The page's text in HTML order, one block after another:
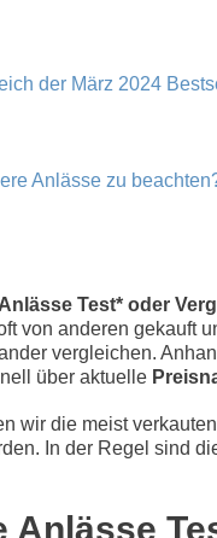
der März 2024
Anlässe zu
Test* oder
von anderen gekauft
vergleichen.
über aktuelle
wir die meist
In der Regel sind